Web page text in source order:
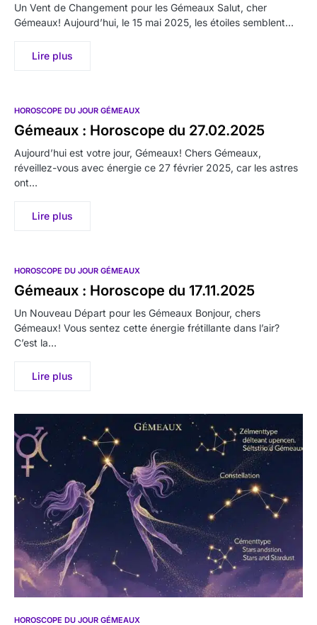
Un Vent de Changement pour les Gémeaux Salut, cher
Gémeaux! Aujourd’hui, le 15 mai 2025, les étoiles semblent…
Lire plus
HOROSCOPE DU JOUR GÉMEAUX
Gémeaux : Horoscope du 27.02.2025
Aujourd’hui est votre jour, Gémeaux! Chers Gémeaux,
réveillez-vous avec énergie ce 27 février 2025, car les astres
ont…
Lire plus
HOROSCOPE DU JOUR GÉMEAUX
Gémeaux : Horoscope du 17.11.2025
Un Nouveau Départ pour les Gémeaux Bonjour, chers
Gémeaux! Vous sentez cette énergie frétillante dans l’air?
C’est la…
Lire plus
HOROSCOPE DU JOUR GÉMEAUX